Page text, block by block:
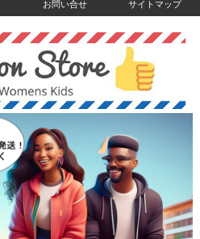
お問い合せ サイトマップ